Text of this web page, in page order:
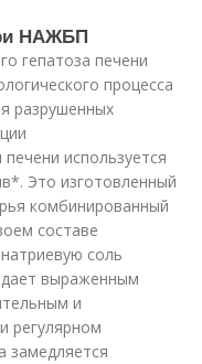
НАЖБП
гепатоза печени
процесса
разрушенных
используется
Это изготовленный
комбинированный
составе
соль
выраженным
и
регулярном
замедляется